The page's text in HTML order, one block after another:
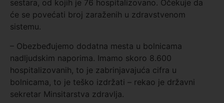
sestara, od kojih je 76 hospitalizovano. Očekuje da
će se povećati broj zaraženih u zdravstvenom
sistemu.
– Obezbeđujemo dodatna mesta u bolnicama
nadljudskim naporima. Imamo skoro 8.600
hospitalizovanih, to je zabrinjavajuća cifra u
bolnicama, to je teško izdržati – rekao je državni
sekretar Minsitarstva zdravlja.